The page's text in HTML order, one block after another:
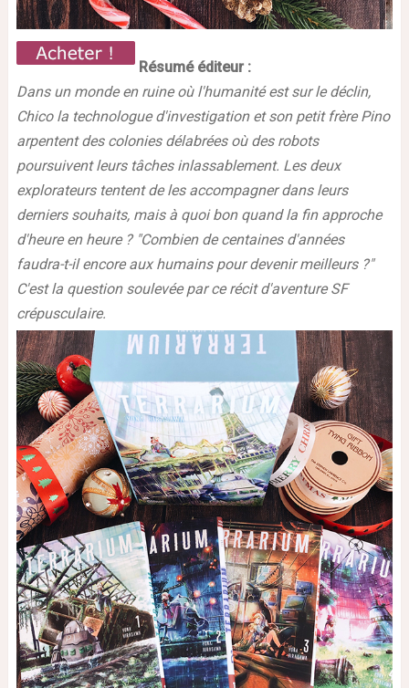
Résumé éditeur :
Dans un monde en ruine où l'humanité est sur le déclin,
Chico la technologue d'investigation et son petit frère Pino
arpentent des colonies délabrées où des robots
poursuivent leurs tâches inlassablement. Les deux
explorateurs tentent de les accompagner dans leurs
derniers souhaits, mais à quoi bon quand la fin approche
d'heure en heure ? "Combien de centaines d'années
faudra-t-il encore aux humains pour devenir meilleurs ?"
C'est la question soulevée par ce récit d'aventure SF
crépusculaire.